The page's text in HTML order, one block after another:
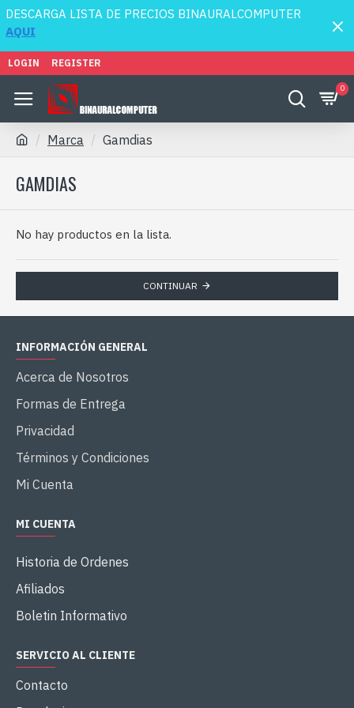
DESCARGA LISTA DE PRECIOS BINAURALCOMPUTER
AQUI
LOGIN REGISTER
0
Marca Gamdias
GAMDIAS
No hay productos en la lista.
CONTINUAR
INFORMACIÓN GENERAL
Acerca de Nosotros
Formas de Entrega
Privacidad
Términos y Condiciones
Mi Cuenta
MI CUENTA
Historia de Ordenes
Afiliados
Boletin Informativo
SERVICIO AL CLIENTE
Contacto